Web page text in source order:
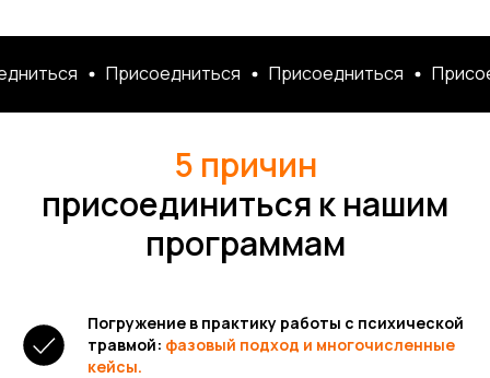
Присоедниться Присоедниться
5 причин
присоединиться к нашим
программам
Погружение в практику работы с психической
травмой: фазовый подход и многочисленные
кейсы.